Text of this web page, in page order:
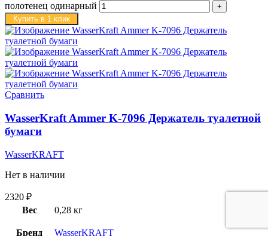
полотенец одинарный
Купить в 1 клик
Сравнить
WasserKraft Ammer K-7096 Держатель туалетной
бумаги
WasserKRAFT
Нет в наличии
2320 ₽
Вес
0,28 кг
Бренд WasserKRAFT